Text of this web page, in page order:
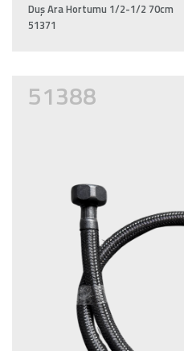
Duş Ara Hortumu 1/2-1/2 70cm
51371
51388